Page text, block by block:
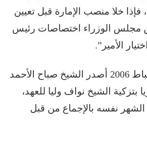
فإذا خلا منصب الإمارة قبل تعيين
مجلس الوزراء اختصاصات رئيس
الأمير”.
وفي 7 فبراير/شباط 2006 أصدر الشيخ صباح الأحمد
بتزكية الشيخ نواف وليا للعهد،
في 20 من الشهر نفسه بالإجماع من قبل